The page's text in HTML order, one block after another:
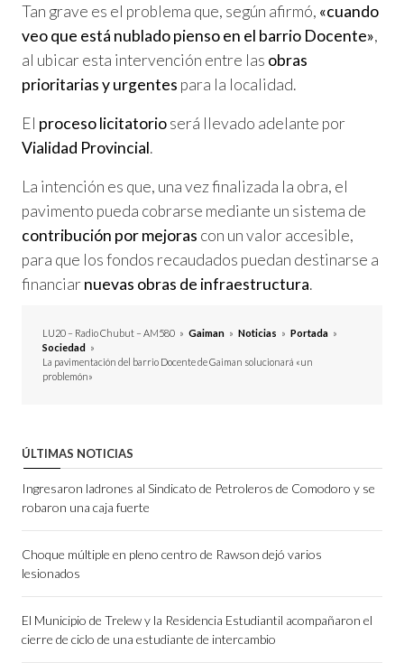
Tan grave es el problema que, según afirmó, «cuando
veo que está nublado pienso en el barrio Docente»,
al ubicar esta intervención entre las obras
prioritarias y urgentes para la localidad.
El proceso licitatorioserá llevado adelante por
Vialidad Provincial.
La intención es que, una vez finalizada la obra, el
pavimento pueda cobrarse mediante un sistema de
contribución por mejoras con un valor accesible,
para que los fondos recaudados puedan destinarse a
financiar nuevas obras de infraestructura.
LU20 – Radio Chubut – AM580 » Gaiman » Noticias » Portada »
Sociedad »
La pavimentación del barrio Docente de Gaiman solucionará «un
problemón»
ÚLTIMAS NOTICIAS
Ingresaron ladrones al Sindicato de Petroleros de Comodoro y se
robaron una caja fuerte
Choque múltiple en pleno centro de Rawson dejó varios
lesionados
El Municipio de Trelew y la Residencia Estudiantil acompañaron el
cierre de ciclo de una estudiante de intercambio